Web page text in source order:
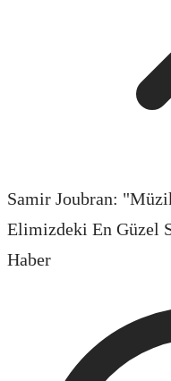
Samir Joubran:
Elimizdeki En Güzel
Haber